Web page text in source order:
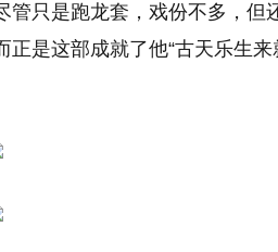
只是跑龙套，戏份不多，但
是这部成就了他“古天乐生来